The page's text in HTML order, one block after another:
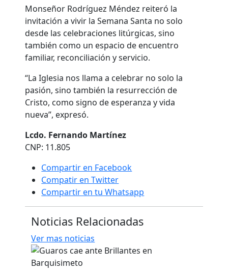
Monseñor Rodríguez Méndez reiteró la
invitación a vivir la Semana Santa no solo
desde las celebraciones litúrgicas, sino
también como un espacio de encuentro
familiar, reconciliación y servicio.
“La Iglesia nos llama a celebrar no solo la
pasión, sino también la resurrección de
Cristo, como signo de esperanza y vida
nueva”, expresó.
Lcdo. Fernando Martínez
CNP: 11.805
Compartir en Facebook
Compatir en Twitter
Compartir en tu Whatsapp
Noticias Relacionadas
Ver mas noticias